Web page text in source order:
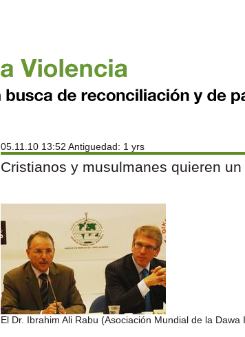
05.11.10 13:52 Antiguedad: 1 yrs
Cristianos y musulmanes quieren
El Dr. Ibrahim Ali Rabu (Asociación Mundial de la